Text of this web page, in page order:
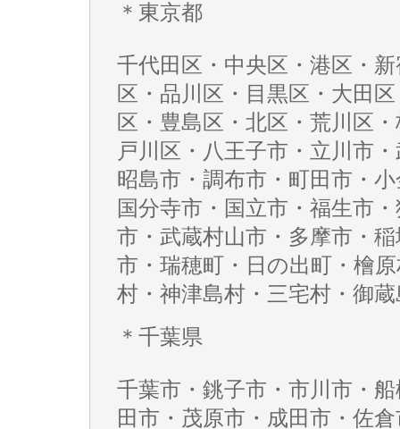
＊東京都
千代田区・中央区・港区・
区・品川区・目黒区・大田
区・豊島区・北区・荒川区
戸川区・八王子市・立川市
昭島市・調布市・町田市・
国分寺市・国立市・福生市
市・武蔵村山市・多摩市・
市・瑞穂町・日の出町・檜
村・神津島村・三宅村・御
＊千葉県
千葉市・銚子市・市川市・
田市・茂原市・成田市・佐